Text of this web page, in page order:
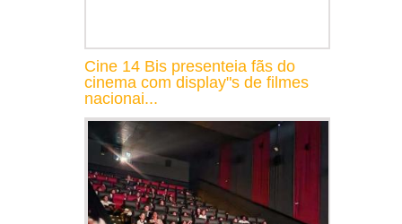
Cine 14 Bis presenteia fãs do
cinema com display"s de filmes
nacionai...